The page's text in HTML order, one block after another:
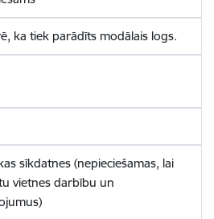
ka tiek parādīts modālais logs.
sīkdatnes (nepieciešamas, lai
vietnes darbību un